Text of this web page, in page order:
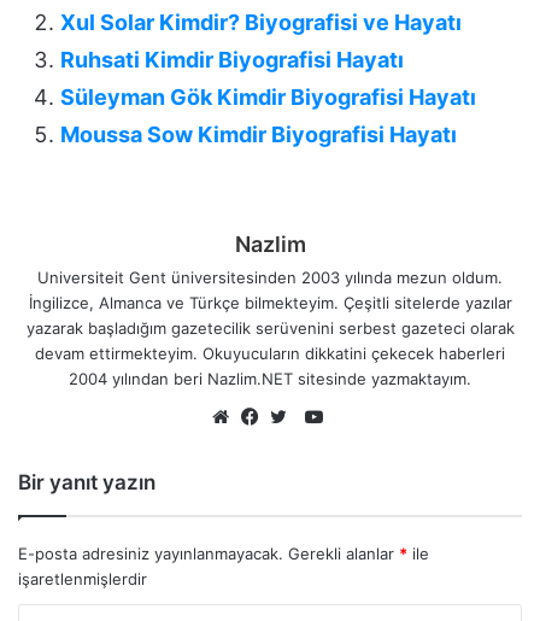
Xul Solar Kimdir? Biyografisi ve Hayatı
Ruhsati Kimdir Biyografisi Hayatı
Süleyman Gök Kimdir Biyografisi Hayatı
Moussa Sow Kimdir Biyografisi Hayatı
Nazlim
Universiteit Gent üniversitesinden 2003 yılında mezun oldum.
İngilizce, Almanca ve Türkçe bilmekteyim. Çeşitli sitelerde yazılar
yazarak başladığım gazetecilik serüvenini serbest gazeteci olarak
devam ettirmekteyim. Okuyucuların dikkatini çekecek haberleri
2004 yılından beri Nazlim.NET sitesinde yazmaktayım.
YouTube
Bir yanıt yazın
E-posta adresiniz yayınlanmayacak. Gerekli alanlar * ile
işaretlenmişlerdir